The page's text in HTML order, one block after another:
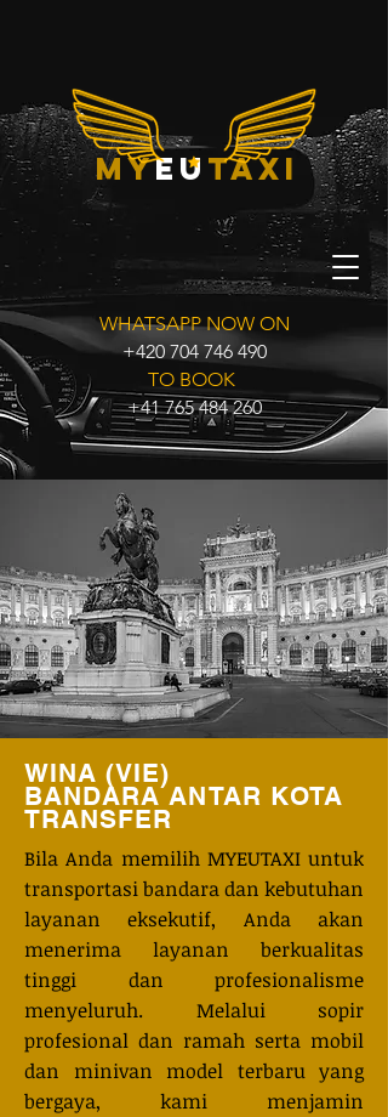
myeu taxi
WHATSAPP NOW ON
+420 704 746 490
TO BOOK
+41 765 484 260
WINA (VIE)
BANDARA ANTAR KOTA
TRANSFER
Bila Anda memilih MYEUTAXI untuk
transportasi bandara dan kebutuhan
layanan eksekutif, Anda akan
menerima layanan berkualitas
tinggi dan profesionalisme
menyeluruh. Melalui sopir
profesional dan ramah serta mobil
dan minivan model terbaru yang
bergaya, kami menjamin